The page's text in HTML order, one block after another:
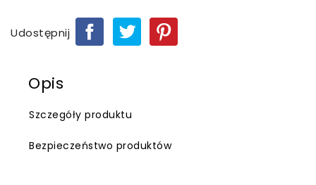
Udostępnij
Opis
Szczegóły produktu
Bezpieczeństwo produktów